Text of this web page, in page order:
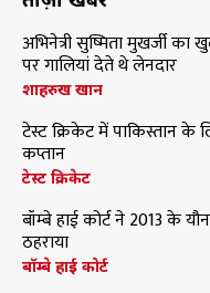
अभिनेत्री सुष्मिता मुखर्जी
पर गालियां देते थे लेनदार
शाहरुख खान
टेस्ट क्रिकेट में पाकिस्तान के
कप्तान
टेस्ट क्रिकेट
बॉम्बे हाई कोर्ट ने 2013 के
ठहराया
बॉम्बे हाई कोर्ट